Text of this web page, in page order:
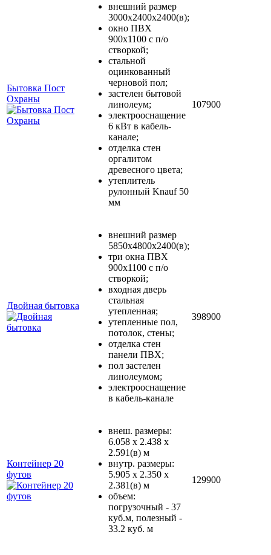
Бытовка Пост
Охраны
внешний размер
3000х2400х2400(в);
окно ПВХ
900х1100 с п/о
створкой;
стальной
оцинкованный
черновой пол;
застелен бытовой
линолеум;
электрооснащение
6 кВт в кабель-
канале;
отделка стен
оргалитом
древесного цвета;
утеплитель
рулонный Knauf 50
мм
107900
Двойная бытовка
внешний размер
5850х4800х2400(в);
три окна ПВХ
900х1100 с п/о
створкой;
входная дверь
стальная
утепленная;
утепленные пол,
потолок, стены;
отделка стен
панели ПВХ;
пол застелен
линолеумом;
электрооснащение
в кабель-канале
398900
Контейнер 20
футов
внеш. размеры:
6.058 х 2.438 х
2.591(в) м
внутр. размеры:
5.905 х 2.350 х
2.381(в) м
объем:
погрузочный - 37
куб.м, полезный -
33.2 куб. м
129900